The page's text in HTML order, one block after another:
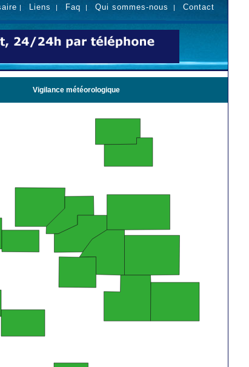
| Liens | Faq | Qui sommes-nous | Contact
Vigilance météorologique